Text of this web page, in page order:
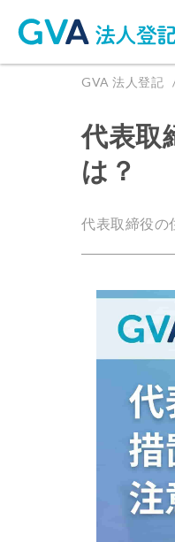
GVA 法人登記
代表取
は？
代表取締役の